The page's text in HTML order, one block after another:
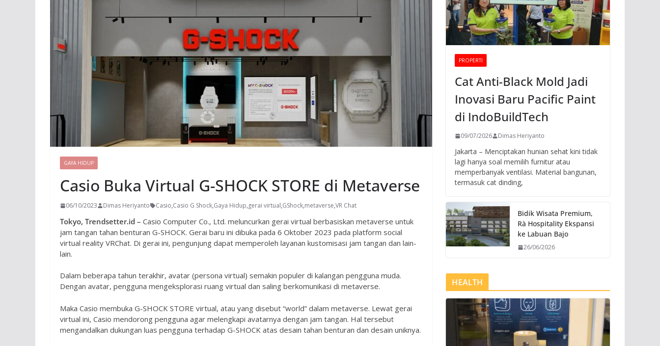
GAYA HIDUP
Casio Buka Virtual G-SHOCK STORE di Metaverse
06/10/2023 Dimas Heriyanto Casio,Casio G Shock,Gaya Hidup,gerai virtual,GShock,metaverse,VR Chat
Tokyo, Trendsetter.id – Casio Computer Co., Ltd. meluncurkan gerai virtual berbasiskan metaverse untuk
jam tangan tahan benturan G-SHOCK. Gerai baru ini dibuka pada 6 Oktober 2023 pada platform social
virtual reality VRChat. Di gerai ini, pengunjung dapat memperoleh layanan kustomisasi jam tangan dan lain-
lain.
Dalam beberapa tahun terakhir, avatar (persona virtual) semakin populer di kalangan pengguna muda.
Dengan avatar, pengguna mengeksplorasi ruang virtual dan saling berkomunikasi di metaverse.
Maka Casio membuka G-SHOCK STORE virtual, atau yang disebut “world” dalam metaverse. Lewat gerai
virtual ini, Casio mendorong pengguna agar melengkapi avatarnya dengan jam tangan. Hal tersebut
mengandalkan dukungan luas pengguna terhadap G-SHOCK atas desain tahan benturan dan desain uniknya.
PROPERTI
Cat Anti-Black Mold Jadi
Inovasi Baru Pacific Paint
di IndoBuildTech
09/07/2026 Dimas Heriyanto
Jakarta – Menciptakan hunian sehat kini tidak
lagi hanya soal memilih furnitur atau
memperbanyak ventilasi. Material bangunan,
termasuk cat dinding,
Bidik Wisata Premium,
Rà Hospitality Ekspansi
ke Labuan Bajo
26/06/2026
HEALTH